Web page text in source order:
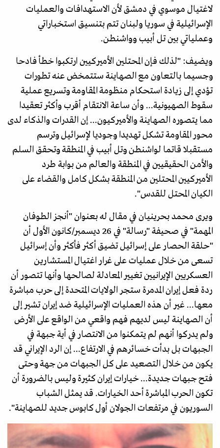
لاغتيال موسوي في دمشق لأن الاستهدافات والعمليات
الإسرائيلية في سوريا ولبنان تتم بتنسيق استخباراتي
وعملياتي بين تل أبيب وواشنطن.
ويضيف: "لذلك فإن المحتلين الأميركيين ارتكبوا خطأ فادحا
وجسيما بالتعاون مع الصهاينة ستتمخض عنه تطورات
تؤدي إلى زيادة استحكام منظومة المقاومة وتسريع عملية
سقوط الصهيونية... وأن ساعة الانتقام أقرب وأكثر تعقيدا
مما يتصوره الصهاينة والأميركيون... إن القدرات والذكاء لدى
محور المقاومة تشكل تهديدا وجوديا لإسرائيل وترسم
مستقبلا قاتما لواشنطن وتل أبيب في المنطقة وتحقق السلم
والأمن الحقيقيين في المنطقة والعالم من بوابة طرد
الأميركيين المحتلين من المنطقة بشكل كامل والقضاء على
الكيان المحتل للقدس".
ويرى محمد بحرينيان في مقال له بعنوان "أنجز الطوفان
المهمة" في صحيفة "رسالة" في 26 ديسمبر/كانون الأول أن
"حلقة الحصار على إسرائيل تضيق أكثر فأكثر وأن إسرائيل
تسعى من خلال عمليات على غرار اغتيال المستشارين
العسكريين الإيرانيين تغيير المعادلة لصالحها وأنها تتصور أن
ردة فعل إيران المدمرة ستجر الولايات المتحدة إلى حرب مباشرة
معها... غير أن هذه العمليات الإسرائيلية ضد إيران تشير إلى
أن الصهاينة ليس لديهم فهم واقعي من الواقع على الأرض
ولم يدركوا أنهم لم يتمكنوا من الانتصار في أية جبهة في
الجبهات بل بدأت خسائرهم في الارتفاع... إن الرد الإيراني قد
يكون من خلال التصعيد على كل الجبهات من جهة وحتى
فتح جبهات جديدة... خيارات إيران كثيرة وليس بالضرورة أن
تكون الحرب المباشرة أحد الخيارات. قد يمثل الشباب
السوريون في مرتفعات الجولان أول كابوس جديد للصهاينة".